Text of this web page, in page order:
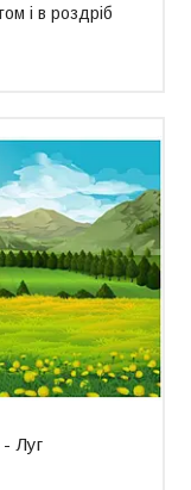
і в роздріб
Луг